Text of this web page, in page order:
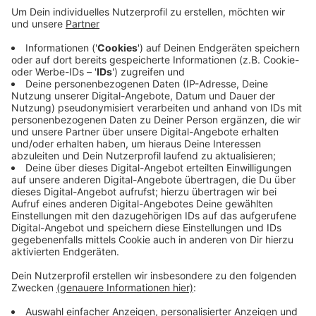
demonstriert. Anlass der Demo ist die geplante
Pakistan und die aktuelle Flüchtlingssituation an
der türkisch-griechischen Grenze gewesen. Die
Teilnehmer zogen vom Elisenbrunnen über den
Theaterplatz bis zum Hauptbahnhof, wo sie am am
Ausländeramt der Städteregion ein Zeichen
setzen wollten.
Veröffentlicht:Montag, 09.03.2020 07:49
Anzeige
Anzeige